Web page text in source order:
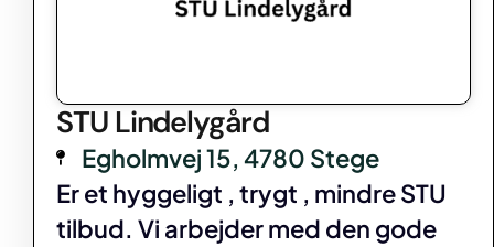
STU Lindelygård
Egholmvej 15, 4780 Stege
Er et hyggeligt , trygt , mindre STU
tilbud. Vi arbejder med den gode